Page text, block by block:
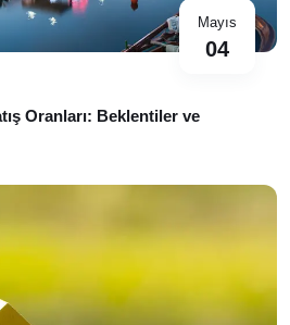
Mayıs
04
Oranları: Beklentiler ve